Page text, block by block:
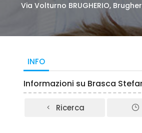
Via Volturno BRUGHERIO,
INFO
Informazioni su Brasca
Ricerca